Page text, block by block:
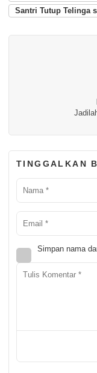
Santri Tutup Telinga
TINGGALKAN
Simpan nama